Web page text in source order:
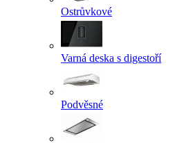
Ostrůvkové
Varná deska s digestoří
Podvěsné